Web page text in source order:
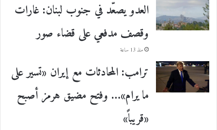
العدو يصعّد في جنوب لبنان: غارات
وقصف مدفعي على قضاء صور
منذ 13 ساعة
ترامب: المحادثات مع إيران «تسير على
ما يرام»… وفتح مضيق هرمز أصبح
«قريباً»